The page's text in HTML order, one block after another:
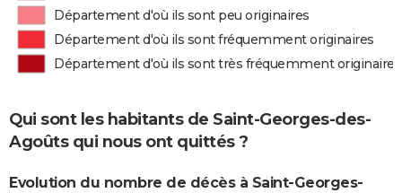
Département d'où ils sont peu originaires
Département d'où ils sont fréquemment originaires
Département d'où ils sont très fréquemment originaires
Qui sont les habitants de Saint-Georges-des-
Agoûts qui nous ont quittés ?
Evolution du nombre de décès à Saint-Georges-